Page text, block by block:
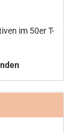
im 50er T-